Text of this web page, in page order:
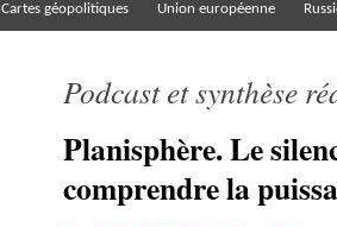
Cartes géopolitiques Union européenne
Podcast et synthèse
Planisphère. Le
comprendre la